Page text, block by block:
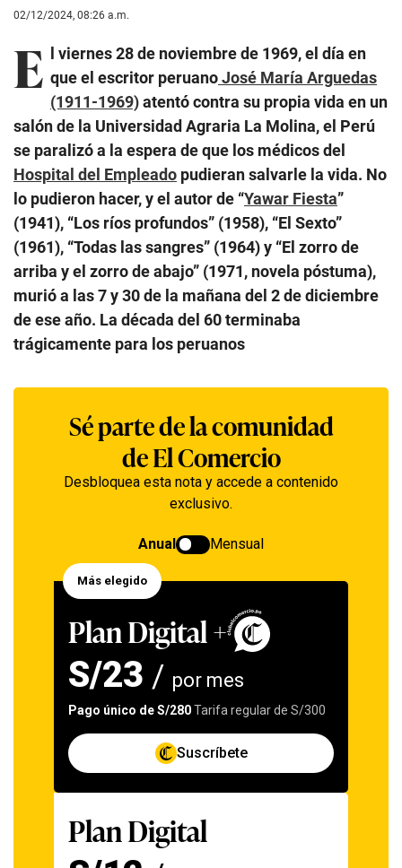
02/12/2024, 08:26 a.m.
E l viernes 28 de noviembre de 1969, el día en
que el escritor peruanoJosé María Arguedas
(1911-1969)atentó contra su propia vida en un
salón de la Universidad Agraria La Molina, el Perú
se paralizó a la espera de que los médicos del
Hospital del Empleado pudieran salvarle la vida. No
lo pudieron hacer, y el autor de “Yawar Fiesta”
(1941), “Los ríos profundos” (1958), “El Sexto”
(1961), “Todas las sangres” (1964) y “El zorro de
arriba y el zorro de abajo” (1971, novela póstuma),
murió a las 7 y 30 de la mañana del 2 de diciembre
de ese año. La década del 60 terminaba
trágicamente para los peruanos